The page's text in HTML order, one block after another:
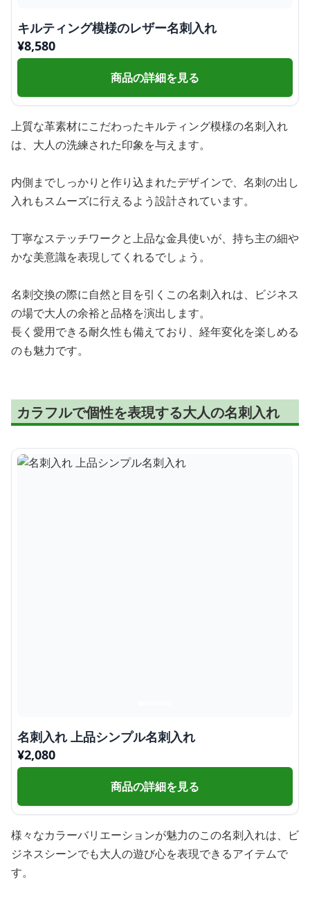
キルティング模様のレザー名刺入れ
¥8,580
商品の詳細を見る
上質な革素材にこだわったキルティング模様の名刺入れ
は、大人の洗練された印象を与えます。
内側までしっかりと作り込まれたデザインで、名刺の出し
入れもスムーズに行えるよう設計されています。
丁寧なステッチワークと上品な金具使いが、持ち主の細や
かな美意識を表現してくれるでしょう。
名刺交換の際に自然と目を引くこの名刺入れは、ビジネス
の場で大人の余裕と品格を演出します。
長く愛用できる耐久性も備えており、経年変化を楽しめる
のも魅力です。
カラフルで個性を表現する大人の名刺入れ
名刺入れ 上品シンプル名刺入れ
¥2,080
商品の詳細を見る
様々なカラーバリエーションが魅力のこの名刺入れは、ビ
ジネスシーンでも大人の遊び心を表現できるアイテムで
す。